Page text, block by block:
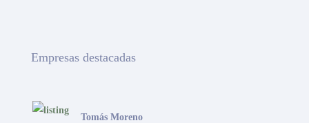
Empresas destacadas
Tomás Moreno